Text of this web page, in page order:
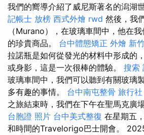
我們的嚮導介紹了威尼斯著名的潟湖
記帳士 放榜 西式外燴 rwd 然後，我
（Murano），在玻璃車間中，他在
的珍貴商品。 台中體態矯正 外燴 新
拉諾瓶是如何從發光的材料中形成的
或身影，這是一次很棒的體驗。 搜索
玻璃車間中，我們可以聽到有關玻璃
多有趣的事情。 台中南屯整骨 旅行
之旅結束時，我們在下午在聖馬克廣
台胞證 照片 台中美式整復 在星期五
和時間的Travelorigo巴士開會。